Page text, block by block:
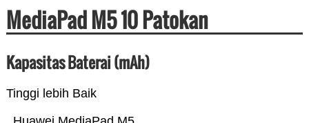
MediaPad M5 10 Patokan
Kapasitas Baterai (mAh)
Tinggi lebih Baik